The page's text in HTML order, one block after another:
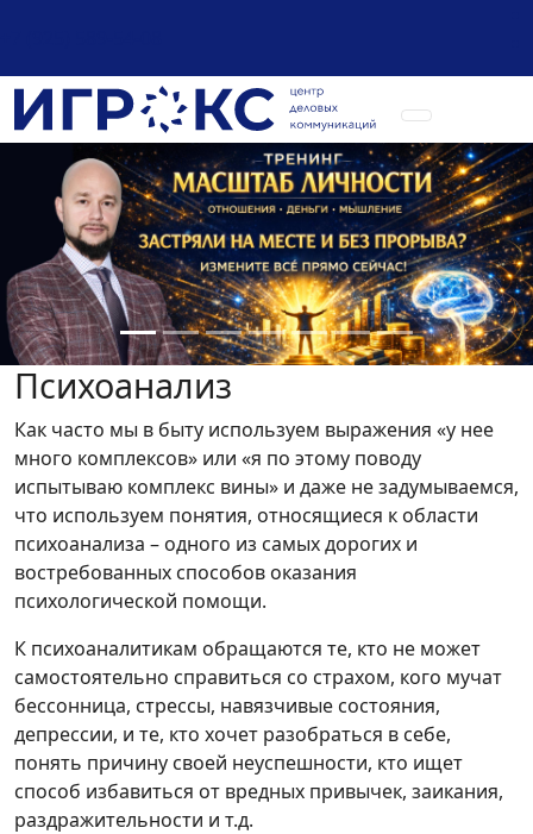
Психоанализ
Как часто мы в быту используем выражения «у нее
много комплексов» или «я по этому поводу
испытываю комплекс вины» и даже не задумываемся,
что используем понятия, относящиеся к области
психоанализа – одного из самых дорогих и
востребованных способов оказания
психологической помощи.
К психоаналитикам обращаются те, кто не может
самостоятельно справиться со страхом, кого мучат
бессонница, стрессы, навязчивые состояния,
депрессии, и те, кто хочет разобраться в себе,
понять причину своей неуспешности, кто ищет
способ избавиться от вредных привычек, заикания,
раздражительности и т.д.